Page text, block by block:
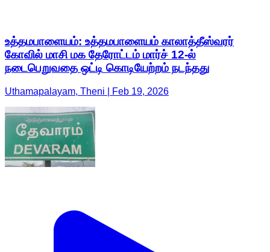
உத்தமபாளையம்: உத்தமபாளையம் காலாத்தீஸ்வரர்
கோவில் மாசி மக தேரோட்டம் மார்ச் 12-ல்
நடைபெறுவதை ஒட்டி கொடியேற்றம் நடந்தது
Uthamapalayam, Theni | Feb 19, 2026